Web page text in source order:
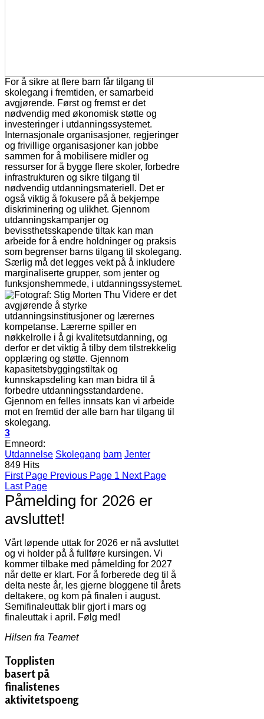
For å sikre at flere barn får tilgang til
skolegang i fremtiden, er samarbeid
avgjørende. Først og fremst er det
nødvendig med økonomisk støtte og
investeringer i utdanningssystemet.
Internasjonale organisasjoner, regjeringer
og frivillige organisasjoner kan jobbe
sammen for å mobilisere midler og
ressurser for å bygge flere skoler, forbedre
infrastrukturen og sikre tilgang til
nødvendig utdanningsmateriell. Det er
også viktig å fokusere på å bekjempe
diskriminering og ulikhet. Gjennom
utdanningskampanjer og
bevissthetsskapende tiltak kan man
arbeide for å endre holdninger og praksis
som begrenser barns tilgang til skolegang.
Særlig må det legges vekt på å inkludere
marginaliserte grupper, som jenter og
funksjonshemmede, i utdanningssystemet.
Videre er det
avgjørende å styrke
utdanningsinstitusjoner og lærernes
kompetanse. Lærerne spiller en
nøkkelrolle i å gi kvalitetsutdanning, og
derfor er det viktig å tilby dem tilstrekkelig
opplæring og støtte. Gjennom
kapasitetsbyggingstiltak og
kunnskapsdeling kan man bidra til å
forbedre utdanningsstandardene.
Gjennom en felles innsats kan vi arbeide
mot en fremtid der alle barn har tilgang til
skolegang.
3
Emneord:
Utdannelse Skolegang barn Jenter
849 Hits
First Page Previous Page 1 Next Page
Last Page
Påmelding for 2026 er
avsluttet!
Vårt løpende uttak for 2026 er nå avsluttet
og vi holder på å fullføre kursingen. Vi
kommer tilbake med påmelding for 2027
når dette er klart. For å forberede deg til å
delta neste år, les gjerne bloggene til årets
deltakere, og kom på finalen i august.
Semifinaleuttak blir gjort i mars og
finaleuttak i april. Følg med!
Hilsen fra Teamet
Topplisten
basert på
finalistenes
aktivitetspoeng